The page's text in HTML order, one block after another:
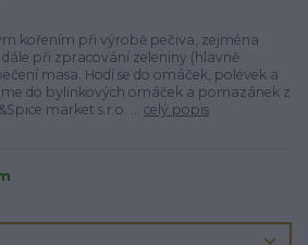
kořením při výrobě pečiva, zejména
při zpracování zeleniny (hlavně
masa. Hodí se do omáček, polévek a
do bylinkových omáček a pomazánek z
market s.r.o. ... celý popis